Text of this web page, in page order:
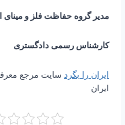
مدیر گروه حفاظت فلز و
کارشناس رسمی دادگستری
ایران را بگرد سایت مرجع
ایران